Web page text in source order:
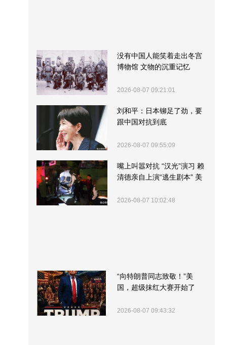
没有中国人能笑着走出冬宫
博物馆 文物的沉重记忆
2026-08-07 09:21:01
刘和平：日本铆足了劲，要
跟中国对抗到底
2026-08-07 09:55:09
嘴上叫嚣对抗 “汉光”演习 赖
清德亲自上演“逃生剧本” 美
2026-08-07 10:02:48
“向特朗普同志致敬！”美
国，超级抹红大赛开始了
2026-08-07 09:43:32